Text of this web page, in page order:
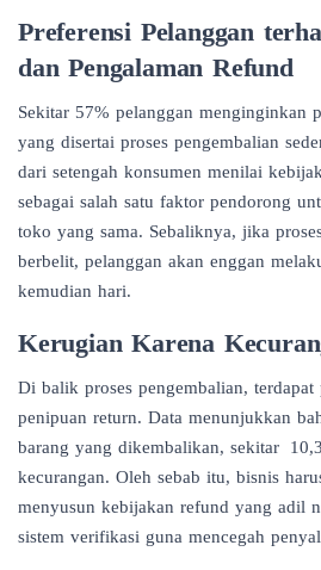
Preferensi Pelanggan
dan Pengalaman Refund
Sekitar 57% pelanggan menginginkan
yang disertai proses pengembalian
dari setengah konsumen menilai
sebagai salah satu faktor pendorong
toko yang sama. Sebaliknya, jika
berbelit, pelanggan akan enggan
kemudian hari.
Kerugian Karena
Di balik proses pengembalian,
penipuan return. Data menunjukkan
barang yang dikembalikan, sekitar
kecurangan. Oleh sebab itu, bisnis
menyusun kebijakan refund yang adil
sistem verifikasi guna mencegah